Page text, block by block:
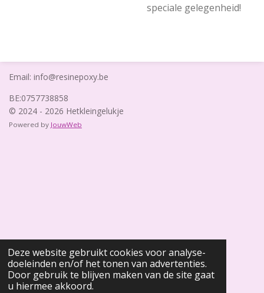
Deze website gebruikt cookies voor analyse-
doeleinden en/of het tonen van advertenties.
Door gebruik te blijven maken van de site gaat
u hiermee akkoord.
speciale gelegenheid!
Email: info@resinepoxy.be
BE:0757738858
© 2024 - 2026 Hetkleingelukje
Powered by JouwWeb